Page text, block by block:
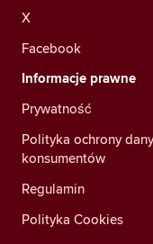
X
Facebook
Informacje prawne
Prywatność
Polityka ochrony
konsumentów
Regulamin
Polityka Cookies